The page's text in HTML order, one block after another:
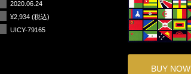
2020.06.24
¥2,934 (税込)
UICY-79165
BUY NOW